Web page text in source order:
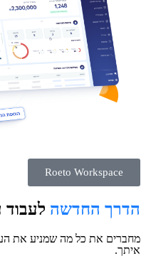
Roeto Workspace
הדרך החדשה לעבוד
מחברים את כל מה שמניע את
איתך.